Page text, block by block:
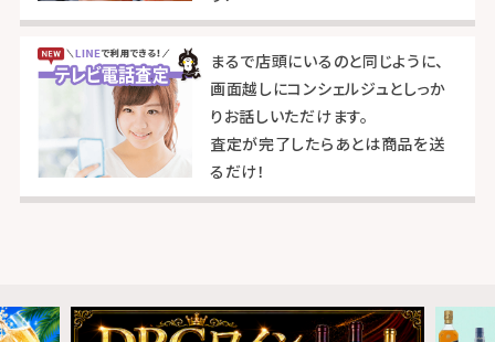
まるで店頭にいるのと同じように、
画面越しにコンシェルジュとしっか
りお話しいただけます。
査定が完了したらあとは商品を送
るだけ！